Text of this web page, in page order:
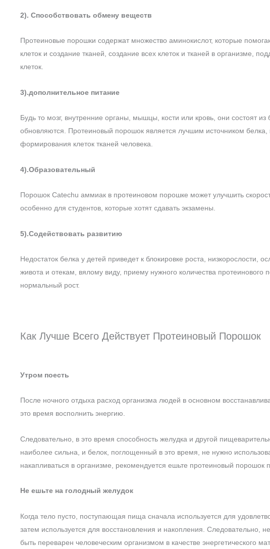
2). Способствовать обмену веществ
Протеиновые порошки содержат множество аминокислот, которые
клеток и создание тканей, создание всех клеток и тканей в организме,
клеток.
3).дополнительное питание
Будь то мозг, внутренние органы, мышцы, кости или кровь, они состоят
обновляются. Протеиновый порошок является лучшим источником
формирования клеток тканей человека.
4).Образовательный
Порошок Catechu аммиак в протеиновом порошке может улучшить
особенно для студентов, которые хотят сдавать экзамены.
5).Содействовать развитию
Недостаток белка у детей приведет к блокировке роста, низкорослости,
живота и отекам, вялому виду, приему нужного количества протеинового
нормальный рост.
Как Лучше Всего Действует Протеиновый Порошок
Утром поесть
После ночного отдыха расход организма людей в основном
это время восполнить энергию.
Следовательно, в это время способность желудка и другой
наиболее сильна, и белок, поглощенный в это время, не нужно
накапливаться в организме, рекомендуется ешьте протеиновый порошок
Не ешьте на голодный желудок
Когда тело пусто, поступающая пища сначала используется для
затем используется для восстановления и накопления. Следовательно,
быть переварен человеческим организмом в качестве энергетического